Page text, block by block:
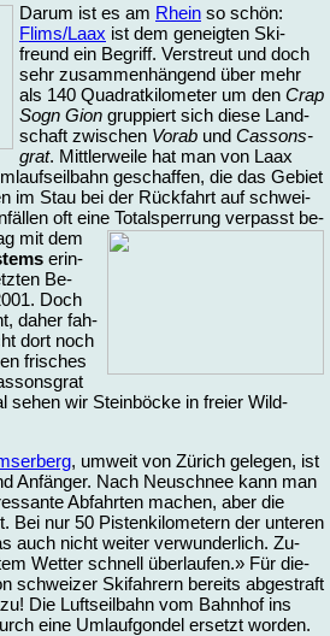
Da­rum ist es am Rhein so schön:
Flims/Laax ist dem ge­neig­ten Ski­
freund ein Be­griff. Ver­streut und doch
sehr zu­sam­men­hän­gend über mehr
als 140 Qua­drat­ki­lo­me­ter um den Crap
Sogn Gi­on grup­piert sich die­se Land­
schaft zwi­schen Vorab und Cas­sons­
grat. Mitt­ler­wei­le hat man von Laax
ge­schaf­fen, die das Ge­biet
im Stau bei der Rück­fahrt auf schwei­
oft ei­ne To­tal­sper­rung ver­passt be­
mit dem
er­in­
Be­
Doch
da­her fah­
dort noch
fri­sches
se­hen wir Stein­bö­cke in frei­er Wild­
, um­weit von Zü­rich ge­le­gen, ist
An­fän­ger. Nach Neu­schnee kann man
Ab­fahr­ten ma­chen, aber die
Bei nur 50 Pis­ten­ki­lo­me­tern der un­te­ren
auch nicht wei­ter ver­wun­der­lich. Zu­
Wet­ter schnell über­lau­fen.» Für die­
schwei­zer Ski­fah­rern be­reits ab­ge­straft
Die Luft­seil­bahn vom Bahn­hof ins
ei­ne Um­lauf­gon­del er­setzt wor­den.